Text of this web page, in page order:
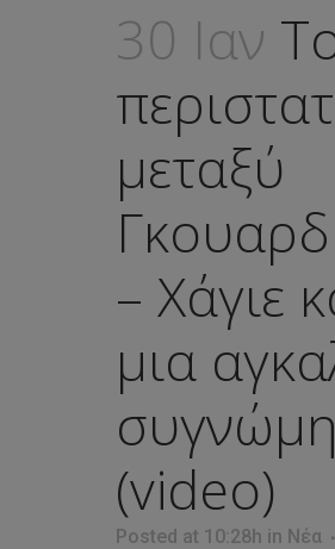
30 Ιαν
μεταξύ
– Χάγιε
μια
(video)
Posted at 10:28h in Νέα